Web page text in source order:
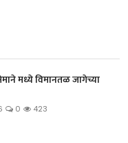
मध्ये विमानतळ जागेच्या
0 423